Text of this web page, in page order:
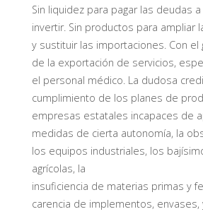
Sin liquidez para pagar las deudas
invertir. Sin productos para ampliar
y sustituir las importaciones. Con el
de la exportación de servicios,
el personal médico. La dudosa
cumplimiento de los planes de
empresas estatales incapaces de
medidas de cierta autonomía, la
los equipos industriales, los
agrícolas, la
insuficiencia de materias primas y
carencia de implementos, envases,